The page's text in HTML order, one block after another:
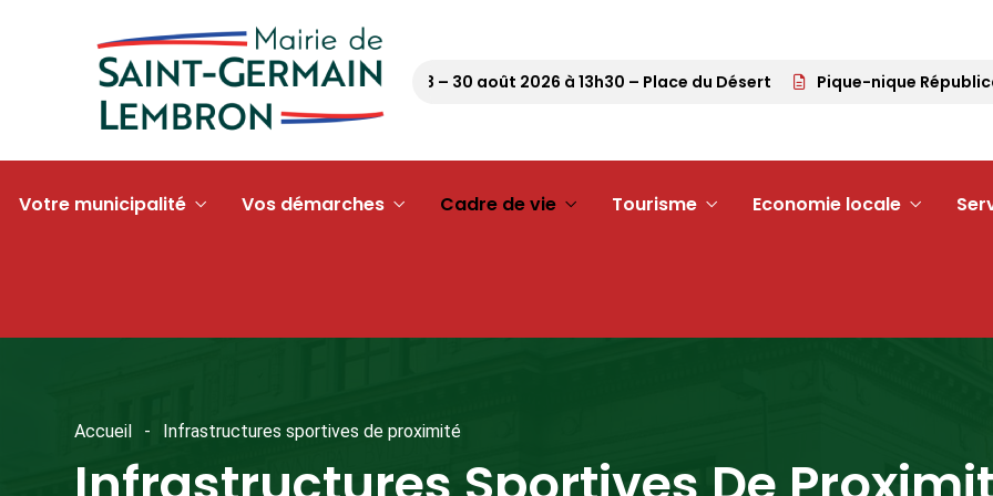
Pétanque tour 63 – 30 août 2026 à 13h30 – Place du Désert Pique-nique Républicain
Votre municipalité Vos démarches Cadre de vie Tourisme Economie locale
Accueil Infrastructures sportives de proximité